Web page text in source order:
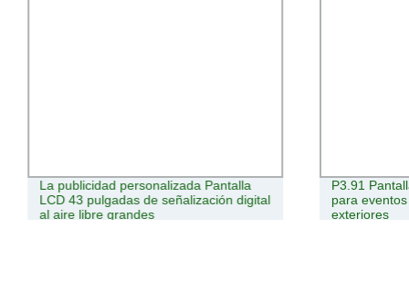
La publicidad personalizada Pantalla
LCD 43 pulgadas de señalización digital
al aire libre grandes
P3.91
para
exteriores